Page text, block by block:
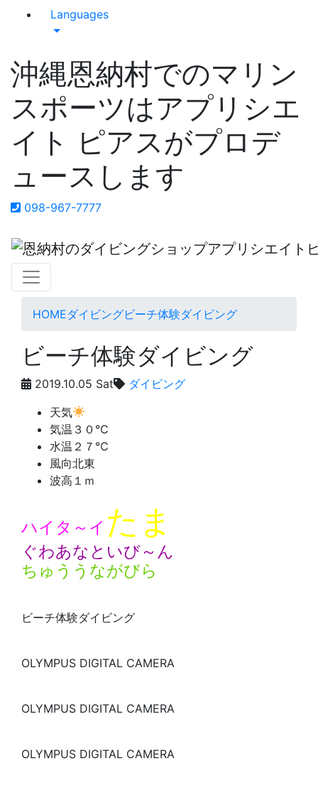
Languages
沖縄恩納村でのマリン
スポーツはアプリシエ
イト ピアスがプロデ
ュースします
098-967-7777
HOMEダイビングビーチ体験ダイビング
ビーチ体験ダイビング
2019.10.05 Sat
ダイビング
天気
気温 ３０℃
水温 ２７℃
風向北東
波高 １ｍ
ハイタ～イ たま
ぐわあなといび～ん
ちゅううながびら
ビーチ体験ダイビング
OLYMPUS DIGITAL CAMERA
OLYMPUS DIGITAL CAMERA
OLYMPUS DIGITAL CAMERA